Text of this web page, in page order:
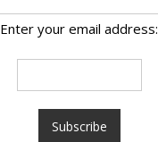
Enter your email address: